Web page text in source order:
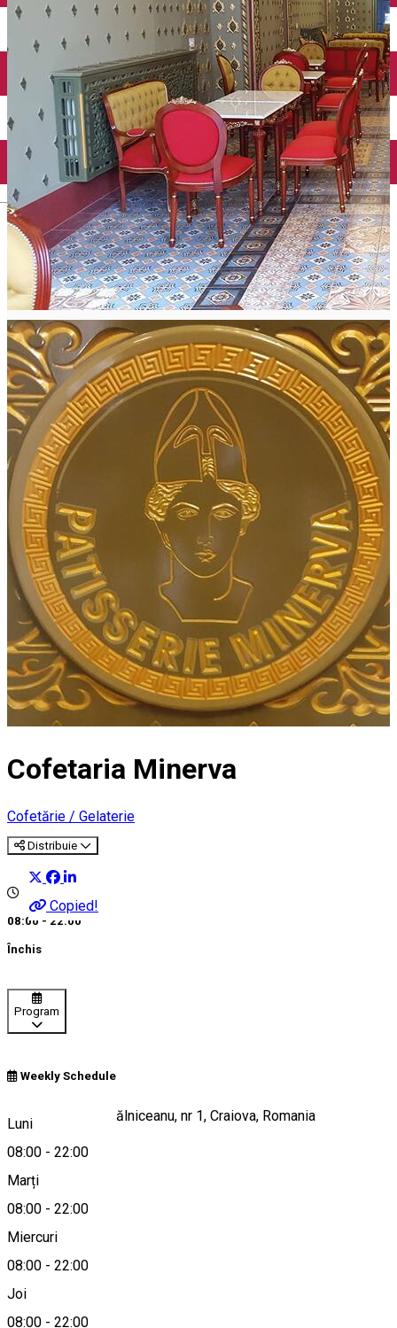
English
Închirieri auto
Închirieri biciclete
Taxi
Încărcare vehicule electrice
Cofetaria Minerva
Cofetărie / Gelaterie
Distribuie
Copied!
08:00 - 22:00
Închis
Program
Weekly Schedule
Luni
08:00 - 22:00
Marți
08:00 - 22:00
Miercuri
08:00 - 22:00
Joi
08:00 - 22:00
Strada Mihail Kogălniceanu, nr 1, Craiova, Romania
Hartă